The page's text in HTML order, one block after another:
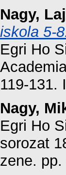
Nagy,
iskola 5-
Egri Ho
119-131.
Nagy,
Egri Ho
sorozat
zene. pp.